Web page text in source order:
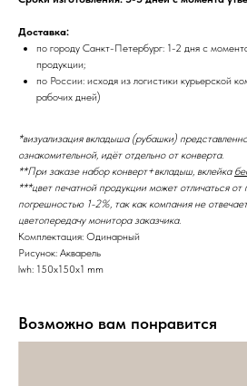
Доставка:
по городу Санкт-Петербург: 1-2 дня с
продукции;
по России: исходя из логистики курьерской
рабочих дней)
*визуализация вкладыша (рубашки)
ознакомительной, идёт отдельно от конверта.
**При заказе набор конверт+вкладыш, вклейка
***цвет печатной продукции может отличаться
погрешностью 1-2%, так как компания не
цветопередачу монитора заказчика.
Комплектация: Одинарный
Рисунок: Акварель
lwh: 150x150x1 mm
Возможно вам понравится